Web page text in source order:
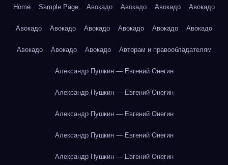
Home Sample Page Авокадо Авокадо Авокадо Авокадо
Авокадо Авокадо Авокадо Авокадо Авокадо Авокадо
Авокадо Авокадо Авокадо Авторам и правообладателям
Александр Пушкин — Евгений Онегин
Александр Пушкин — Евгений Онегин
Александр Пушкин — Евгений Онегин
Александр Пушкин — Евгений Онегин
Александр Пушкин — Евгений Онегин